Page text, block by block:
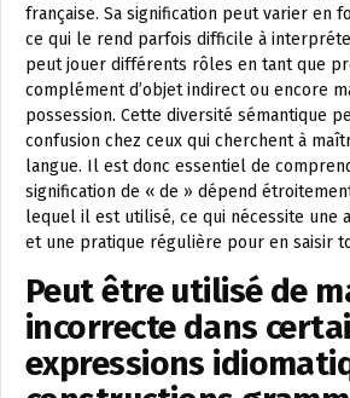
française. Sa signification peut varier en
ce qui le rend parfois difficile à
peut jouer différents rôles en tant que
complément d’objet indirect ou encore
possession. Cette diversité sémantique
confusion chez ceux qui cherchent à
langue. Il est donc essentiel de
signification de « de » dépend
lequel il est utilisé, ce qui nécessite une
et une pratique régulière pour en saisir
Peut être utilisé de
incorrecte dans
expressions